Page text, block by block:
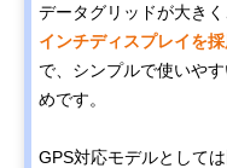
データグリッドが大き
インチディスプレイを採
で、シンプルで使いや
めです。
GPS対応モデルとして